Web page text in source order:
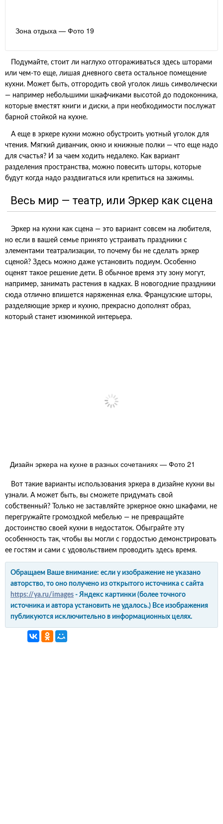
Зона отдыха — Фото 19
Подумайте, стоит ли наглухо отгораживаться здесь шторами
или чем-то еще, лишая дневного света остальное помещение
кухни. Может быть, отгородить свой уголок лишь символически
— например небольшими шкафчиками высотой до подоконника,
которые вместят книги и диски, а при необходимости послужат
барной стойкой на кухне.
А еще в эркере кухни можно обустроить уютный уголок для
чтения. Мягкий диванчик, окно и книжные полки — что еще надо
для счастья? И за чаем ходить недалеко. Как вариант
разделения пространства, можно повесить шторы, которые
будут когда надо раздвигаться или крепиться на зажимы.
Весь мир — театр, или Эркер как сцена
Эркер на кухни как сцена — это вариант совсем на любителя,
но если в вашей семье принято устраивать праздники с
элементами театрализации, то почему бы не сделать эркер
сценой? Здесь можно даже установить подиум. Особенно
оценят такое решение дети. В обычное время эту зону могут,
например, занимать растения в кадках. В новогодние праздники
сюда отлично впишется наряженная елка. Французские шторы,
разделяющие эркер и кухню, прекрасно дополнят образ,
который станет изюминкой интерьера.
Дизайн эркера на кухне в разных сочетаниях — Фото 21
Вот такие варианты использования эркера в дизайне кухни вы
узнали. А может быть, вы сможете придумать свой
собственный? Только не заставляйте эркерное окно шкафами, не
перегружайте громоздкой мебелью — не превращайте
достоинство своей кухни в недостаток. Обыграйте эту
особенность так, чтобы вы могли с гордостью демонстрировать
ее гостям и сами с удовольствием проводить здесь время.
Обращаем Ваше внимание: если у изображение не указано
авторство, то оно получено из открытого источника с сайта
https://ya.ru/images - Яндекс картинки (более точного
источника и автора установить не удалось.) Все изображения
публикуются исключительно в информационных целях.